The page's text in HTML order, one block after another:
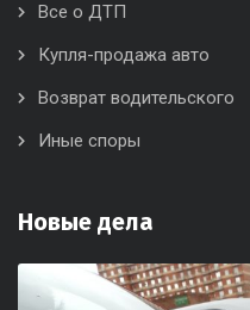
Все о ДТП
Купля-продажа авто
Возврат водительского
Иные споры
Новые дела